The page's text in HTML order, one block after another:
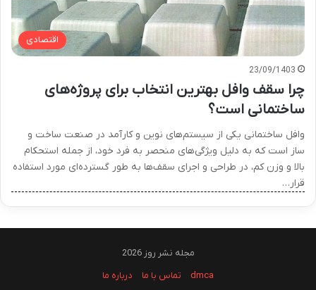
اقتصادی
23/09/1403
چرا سقف وافل بهترین انتخاب برای پروژه‌های
ساختمانی است؟
وافل ساختمانی یکی از سیستم‌های نوین و کارآمد در صنعت ساخت و
ساز است که به دلیل ویژگی‌های منحصر به فرد خود، از جمله استحکام
بالا و وزن کم، در طراحی و اجرای سقف‌ها به طور گسترده‌ای مورد استفاده
قرار…
مجله نشر روز 2026
dmca
تماس با ما درباره ما